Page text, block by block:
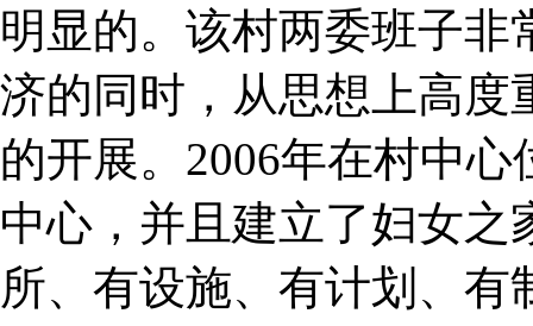
明显的。该村两委班子
济的同时，从思想上高度
的开展。2006年在村中
中心，并且建立了妇女之
所、有设施、有计划、有